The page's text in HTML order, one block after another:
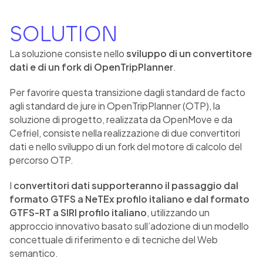
SOLUTION
La soluzione consiste nellosviluppo di un convertitore
dati e di un fork di OpenTripPlanner.
Per favorire questa transizione dagli standard de facto
agli standard de jure in OpenTripPlanner (OTP), la
soluzione di progetto, realizzata da OpenMove e da
Cefriel, consiste nella realizzazione di due convertitori
dati e nello sviluppo di un fork del motore di calcolo del
percorso OTP.
I convertitori dati supporteranno il passaggio dal
formato GTFS a NeTEx profilo italiano e dal formato
GTFS-RT a SIRI profilo italiano, utilizzando un
approccio innovativo basato sull’adozione di un modello
concettuale di riferimento e di tecniche del Web
semantico.